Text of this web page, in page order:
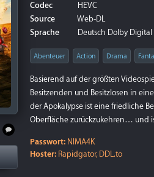
Codec
HEVC
Source
Web-DL
Sprache
Deutsch Dolby Digital
Abenteuer Action Drama
Basierend auf der größten
Besitzenden und Besitzlosen in
der Apokalypse ist eine friedliche
Oberfläche zurückzukehren… und
Passwort: NIMA4K
Hoster: Rapidgator, DDL.to